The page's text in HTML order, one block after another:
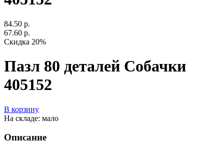
84.50 р.
67.60 р.
Скидка 20%
Пазл 80 деталей Собачки
405152
В корзину
На складе: мало
Описание